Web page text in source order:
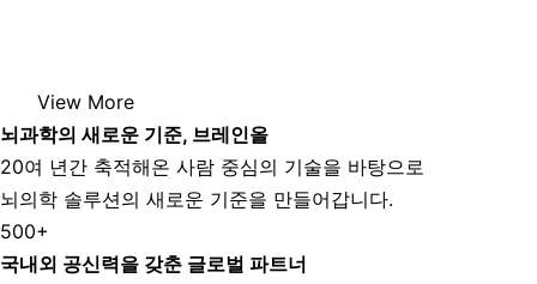
View More
뇌과학의 새로운 기준, 브레인올
20여 년간 축적해온 사람 중심의 기술을 바탕으로
뇌의학 솔루션의 새로운 기준을 만들어갑니다.
500+
국내외 공신력을 갖춘 글로벌 파트너